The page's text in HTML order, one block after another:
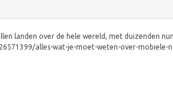
landen over de hele wereld, met duizenden
alles-wat-je-moet-weten-over-